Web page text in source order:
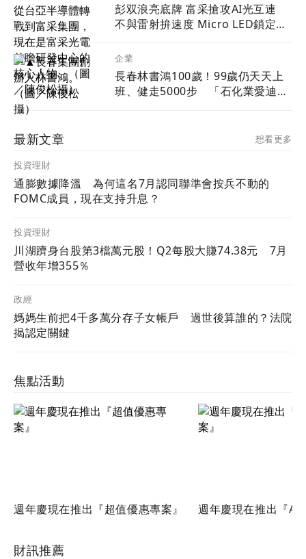
彭双浪亮底牌 富采搶攻AI光互連
不與雷射拚速度 Micro LED鎖定低
企業
長春林書鴻100歲！99歲仍天天上
班、健走5000步 「石化業愛迪
最新文章 想看更多
投資理財
通膨數據降溫 為何這名7月認同聯準會按兵不動的
FOMC成員，現在支持升息？
投資理財
川湖躋身台股第3檔萬元股！Q2每股大賺74.38元 7月
營收年增355％
政經
媽媽生前把4千多萬分存子女帳戶 過世後算誰的？法院
揭認定關鍵
焦點活動
週年慶現在推出『超值優惠專案』
週年慶現在推出『
財訊推薦